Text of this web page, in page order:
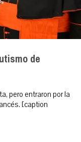
de
pero entraron por la
[caption